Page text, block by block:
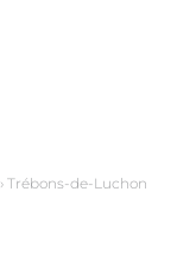
› Trébons-de-Luchon